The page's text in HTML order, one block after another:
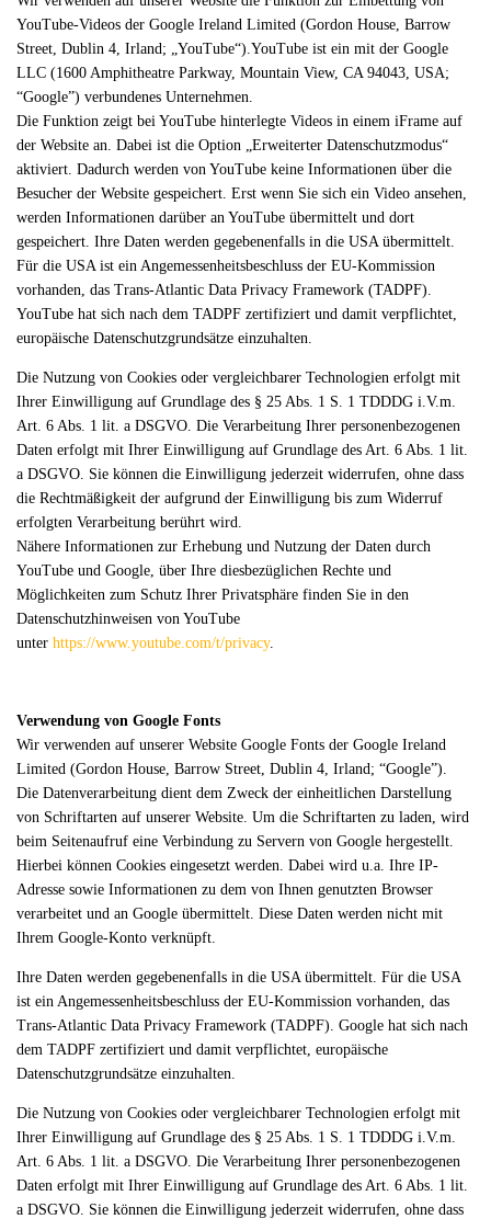
YouTube-Videos der Google Ireland Limited (Gordon House, Barrow
Street, Dublin 4, Irland; „YouTube“).YouTube ist ein mit der Google
LLC (1600 Amphitheatre Parkway, Mountain View, CA 94043, USA;
“Google”) verbundenes Unternehmen.
Die Funktion zeigt bei YouTube hinterlegte Videos in einem iFrame auf
der Website an. Dabei ist die Option „Erweiterter Datenschutzmodus“
aktiviert. Dadurch werden von YouTube keine Informationen über die
Besucher der Website gespeichert. Erst wenn Sie sich ein Video ansehen,
werden Informationen darüber an YouTube übermittelt und dort
gespeichert. Ihre Daten werden gegebenenfalls in die USA übermittelt.
Für die USA ist ein Angemessenheitsbeschluss der EU-Kommission
vorhanden, das Trans-Atlantic Data Privacy Framework (TADPF).
YouTube hat sich nach dem TADPF zertifiziert und damit verpflichtet,
europäische Datenschutzgrundsätze einzuhalten.
Die Nutzung von Cookies oder vergleichbarer Technologien erfolgt mit
Ihrer Einwilligung auf Grundlage des § 25 Abs. 1 S. 1 TDDDG i.V.m.
Art. 6 Abs. 1 lit. a DSGVO. Die Verarbeitung Ihrer personenbezogenen
Daten erfolgt mit Ihrer Einwilligung auf Grundlage des Art. 6 Abs. 1 lit.
a DSGVO. Sie können die Einwilligung jederzeit widerrufen, ohne dass
die Rechtmäßigkeit der aufgrund der Einwilligung bis zum Widerruf
erfolgten Verarbeitung berührt wird.
Nähere Informationen zur Erhebung und Nutzung der Daten durch
YouTube und Google, über Ihre diesbezüglichen Rechte und
Möglichkeiten zum Schutz Ihrer Privatsphäre finden Sie in den
Datenschutzhinweisen von YouTube
unter https://www.youtube.com/t/privacy.
Verwendung von Google Fonts
Wir verwenden auf unserer Website Google Fonts der Google Ireland
Limited (Gordon House, Barrow Street, Dublin 4, Irland; “Google”).
Die Datenverarbeitung dient dem Zweck der einheitlichen Darstellung
von Schriftarten auf unserer Website. Um die Schriftarten zu laden, wird
beim Seitenaufruf eine Verbindung zu Servern von Google hergestellt.
Hierbei können Cookies eingesetzt werden. Dabei wird u.a. Ihre IP-
Adresse sowie Informationen zu dem von Ihnen genutzten Browser
verarbeitet und an Google übermittelt. Diese Daten werden nicht mit
Ihrem Google-Konto verknüpft.
Ihre Daten werden gegebenenfalls in die USA übermittelt. Für die USA
ist ein Angemessenheitsbeschluss der EU-Kommission vorhanden, das
Trans-Atlantic Data Privacy Framework (TADPF). Google hat sich nach
dem TADPF zertifiziert und damit verpflichtet, europäische
Datenschutzgrundsätze einzuhalten.
Die Nutzung von Cookies oder vergleichbarer Technologien erfolgt mit
Ihrer Einwilligung auf Grundlage des § 25 Abs. 1 S. 1 TDDDG i.V.m.
Art. 6 Abs. 1 lit. a DSGVO. Die Verarbeitung Ihrer personenbezogenen
Daten erfolgt mit Ihrer Einwilligung auf Grundlage des Art. 6 Abs. 1 lit.
a DSGVO. Sie können die Einwilligung jederzeit widerrufen, ohne dass